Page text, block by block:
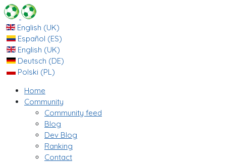
English (UK)
Español (ES)
English (UK)
Deutsch (DE)
Polski (PL)
Home
Community
Community feed
Blog
Dev Blog
Ranking
Contact